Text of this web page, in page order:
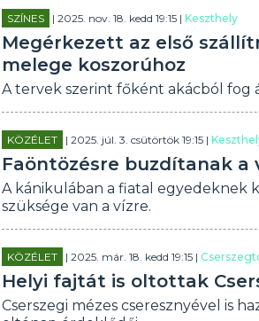
SZÍNES | 2025. nov. 18. kedd 19:15 |Keszthely
Megérkezett az első
melege koszorúhoz
A tervek szerint főként akácból fog
KÖZÉLET | 2025. júl. 3. csütörtök 19:15 |
Faöntözésre buzdítanak a
A kánikulában a fiatal egyedeknek
szüksége van a vízre.
KÖZÉLET | 2025. már. 18. kedd 19:15 |
Helyi fajtát is oltottak
Cserszegi mézes cseresznyével is